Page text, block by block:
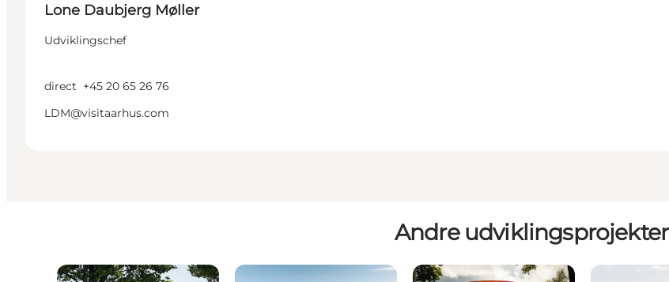
Lone Daubjerg Møller
Udviklingschef
direct +45 20 65 26 76
LDM@visitaarhus.com
Andre udviklingsprojekter